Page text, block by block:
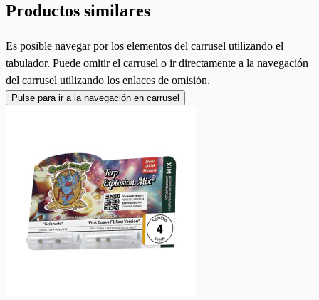
Productos similares
Es posible navegar por los elementos del carrusel utilizando el
tabulador. Puede omitir el carrusel o ir directamente a la navegación
del carrusel utilizando los enlaces de omisión.
Pulse para ir a la navegación en carrusel